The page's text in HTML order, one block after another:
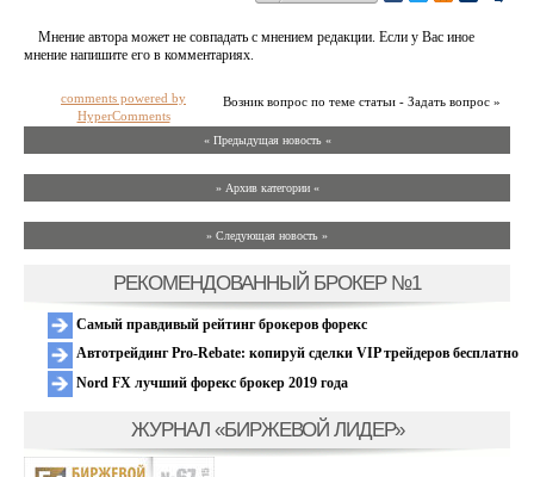
Мнение автора может не совпадать с мнением редакции. Если у Вас иное
мнение напишите его в комментариях.
Возник вопрос по теме статьи - Задать вопрос »
comments powered by
HyperComments
« Предыдущая новость «
» Архив категории «
» Следующая новость »
РЕКОМЕНДОВАННЫЙ БРОКЕР №1
Самый правдивый рейтинг брокеров форекс
Автотрейдинг Pro-Rebate: копируй сделки VIP трейдеров бесплатно
Nord FX лучший форекс брокер 2019 года
ЖУРНАЛ «БИРЖЕВОЙ ЛИДЕР»